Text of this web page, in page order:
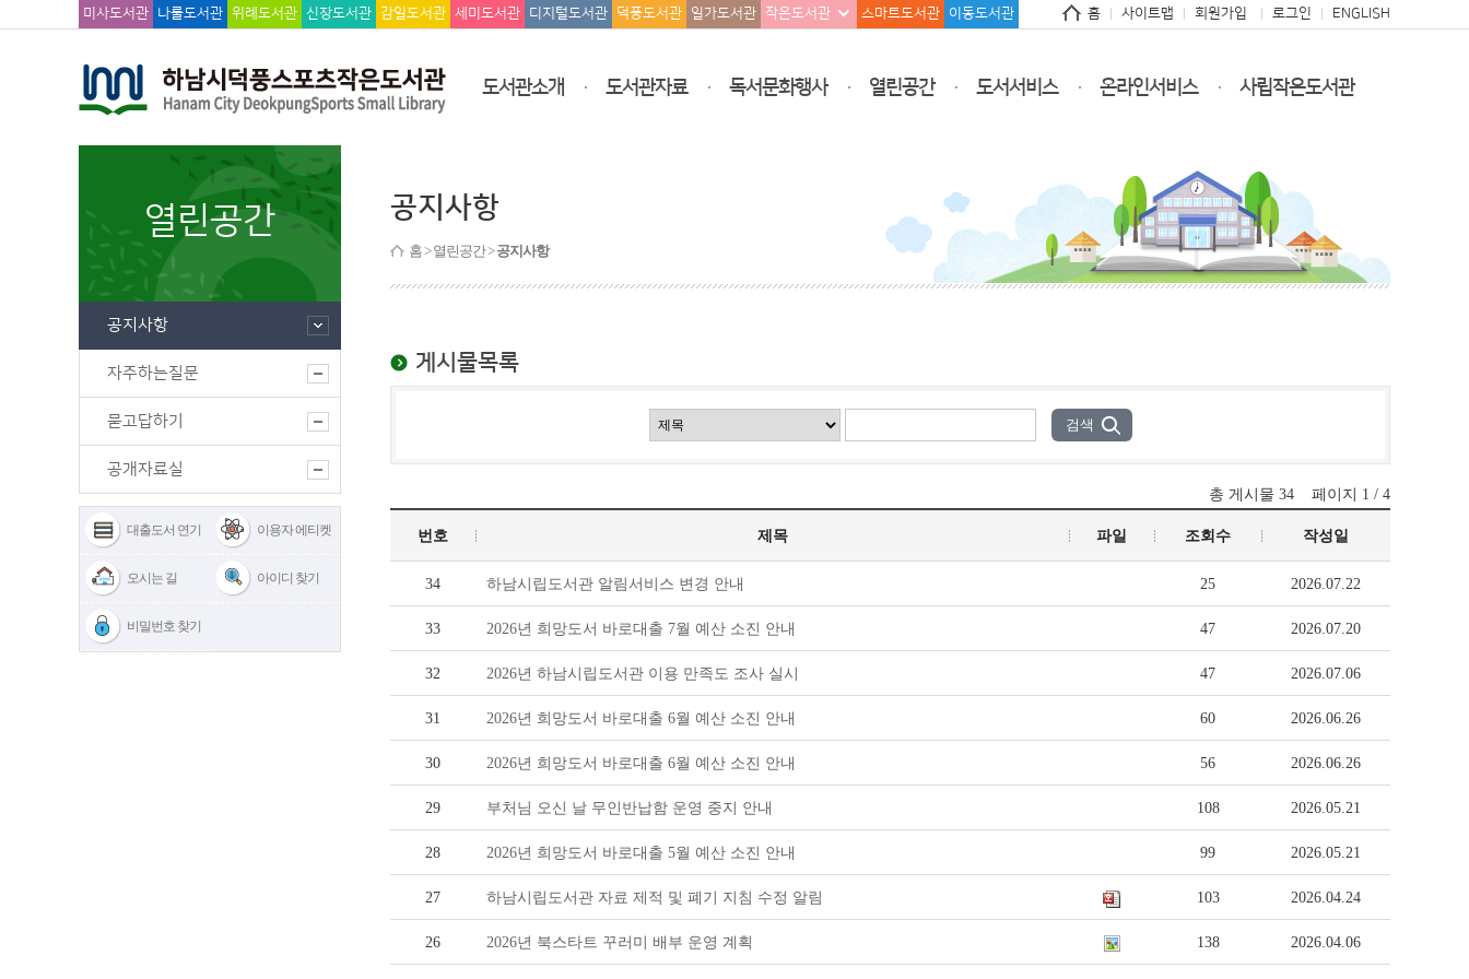
미사도서관 나룰도서관 위례도서관 신장도서관 감일도서관 세미도서관 디지털도서관 덕풍도서관 일가도서관 작은도서관 스마트도서관 이동도서관 홈 사이트맵 회원가입 로그인 ENGLISH
도서관소개 도서관자료 독서문화행사 열린공간 도서서비스 온라인서비스 사립작은도서관
열린공간
공지사항
자주하는질문
묻고답하기
공개자료실
대출도서 연기 이용자 에티켓
오시는 길 아이디 찾기
비밀번호 찾기
공지사항
홈> 열린공간 >공지사항
게시물목록
총 게시물 34 페이지 1 / 4
번호 제목 파일 조회수 작성일
34 하남시립도서관 알림서비스 변경 안내 25 2026.07.22
33 2026년 희망도서 바로대출 7월 예산 소진 안내 47 2026.07.20
32 2026년 하남시립도서관 이용 만족도 조사 실시 47 2026.07.06
31 2026년 희망도서 바로대출 6월 예산 소진 안내 60 2026.06.26
30 2026년 희망도서 바로대출 6월 예산 소진 안내 56 2026.06.26
29 부처님 오신 날 무인반납함 운영 중지 안내 108 2026.05.21
28 2026년 희망도서 바로대출 5월 예산 소진 안내 99 2026.05.21
27 하남시립도서관 자료 제적 및 폐기 지침 수정 알림 103 2026.04.24
26 2026년 북스타트 꾸러미 배부 운영 계획 138 2026.04.06